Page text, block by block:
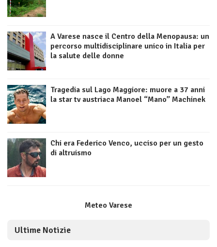
A Varese nasce il Centro della Menopausa: un
percorso multidisciplinare unico in Italia per
la salute delle donne
Tragedia sul Lago Maggiore: muore a 37 anni
la star tv austriaca Manoel “Mano” Machinek
Chi era Federico Venco, ucciso per un gesto
di altruismo
Meteo Varese
Ultime Notizie